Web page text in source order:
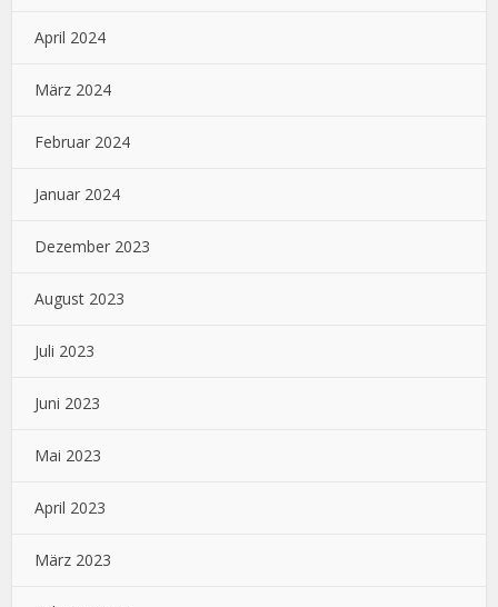
April 2024
März 2024
Februar 2024
Januar 2024
Dezember 2023
August 2023
Juli 2023
Juni 2023
Mai 2023
April 2023
März 2023